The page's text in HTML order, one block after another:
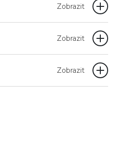
Zobrazit
Zobrazit
Zobrazit